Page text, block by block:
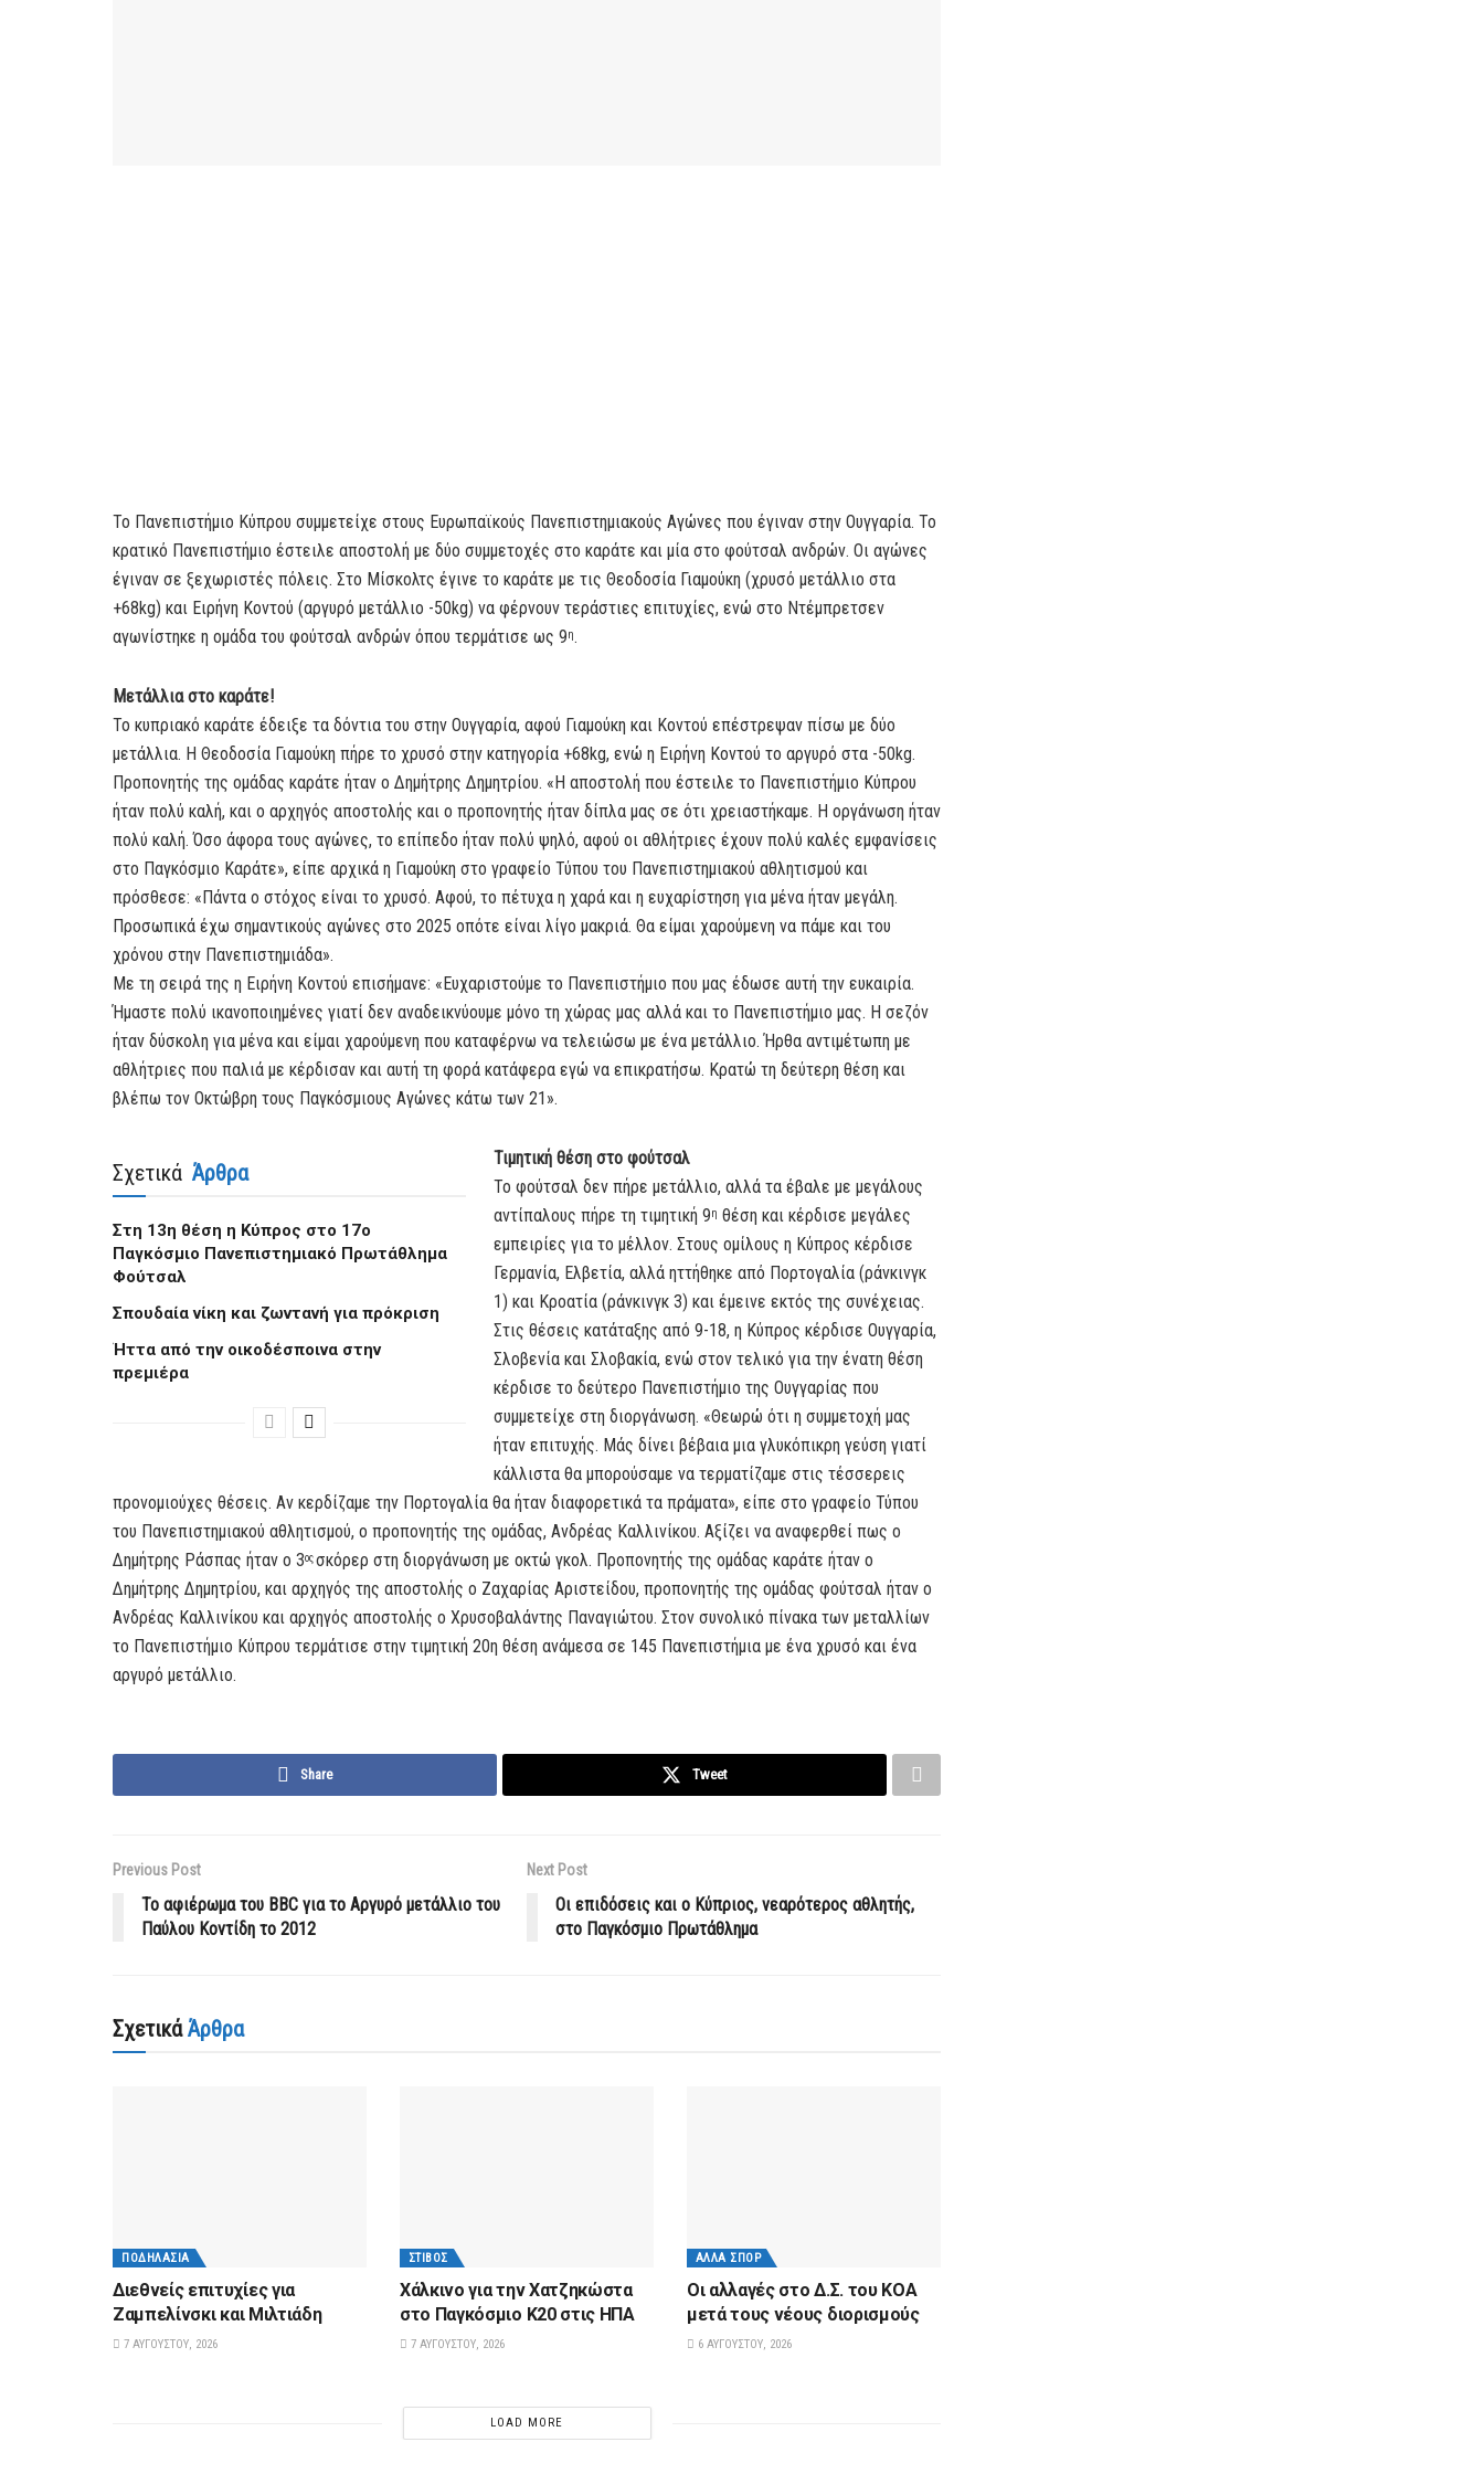
Το Πανεπιστήμιο Κύπρου συμμετείχε στους Ευρωπαϊκούς Πανεπιστημιακούς Αγώνες που έγιναν στην Ουγγαρία. Το
κρατικό Πανεπιστήμιο έστειλε αποστολή με δύο συμμετοχές στο καράτε και μία στο φούτσαλ ανδρών. Οι αγώνες
έγιναν σε ξεχωριστές πόλεις. Στο Μίσκολτς έγινε το καράτε με τις Θεοδοσία Γιαμούκη (χρυσό μετάλλιο στα
+68kg) και Ειρήνη Κοντού (αργυρό μετάλλιο -50kg) να φέρνουν τεράστιες επιτυχίες, ενώ στο Ντέμπρετσεν
αγωνίστηκε η ομάδα του φούτσαλ ανδρών όπου τερμάτισε ως 9η.
Μετάλλια στο καράτε!
Το κυπριακό καράτε έδειξε τα δόντια του στην Ουγγαρία, αφού Γιαμούκη και Κοντού επέστρεψαν πίσω με δύο
μετάλλια. Η Θεοδοσία Γιαμούκη πήρε το χρυσό στην κατηγορία +68kg, ενώ η Ειρήνη Κοντού το αργυρό στα -50kg.
Προπονητής της ομάδας καράτε ήταν ο Δημήτρης Δημητρίου. «Η αποστολή που έστειλε το Πανεπιστήμιο Κύπρου
ήταν πολύ καλή, και ο αρχηγός αποστολής και ο προπονητής ήταν δίπλα μας σε ότι χρειαστήκαμε. Η οργάνωση ήταν
πολύ καλή. Όσο άφορα τους αγώνες, το επίπεδο ήταν πολύ ψηλό, αφού οι αθλήτριες έχουν πολύ καλές εμφανίσεις
στο Παγκόσμιο Καράτε», είπε αρχικά η Γιαμούκη στο γραφείο Τύπου του Πανεπιστημιακού αθλητισμού και
πρόσθεσε: «Πάντα ο στόχος είναι το χρυσό. Αφού, το πέτυχα η χαρά και η ευχαρίστηση για μένα ήταν μεγάλη.
Προσωπικά έχω σημαντικούς αγώνες στο 2025 οπότε είναι λίγο μακριά. Θα είμαι χαρούμενη να πάμε και του
χρόνου στην Πανεπιστημιάδα».
Με τη σειρά της η Ειρήνη Κοντού επισήμανε: «Ευχαριστούμε το Πανεπιστήμιο που μας έδωσε αυτή την ευκαιρία.
Ήμαστε πολύ ικανοποιημένες γιατί δεν αναδεικνύουμε μόνο τη χώρας μας αλλά και το Πανεπιστήμιο μας. Η σεζόν
ήταν δύσκολη για μένα και είμαι χαρούμενη που καταφέρνω να τελειώσω με ένα μετάλλιο. Ήρθα αντιμέτωπη με
αθλήτριες που παλιά με κέρδισαν και αυτή τη φορά κατάφερα εγώ να επικρατήσω. Κρατώ τη δεύτερη θέση και
βλέπω τον Οκτώβρη τους Παγκόσμιους Αγώνες κάτω των 21».
Σχετικά Άρθρα
Στη 13η θέση η Κύπρος στο 17ο
Παγκόσμιο Πανεπιστημιακό Πρωτάθλημα
Φούτσαλ
Σπουδαία νίκη και ζωντανή για πρόκριση
Ήττα από την οικοδέσποινα στην
πρεμιέρα
Τιμητική θέση στο φούτσαλ
Το φούτσαλ δεν πήρε μετάλλιο, αλλά τα έβαλε με μεγάλους
αντίπαλους πήρε τη τιμητική 9η θέση και κέρδισε μεγάλες
εμπειρίες για το μέλλον. Στους ομίλους η Κύπρος κέρδισε
Γερμανία, Ελβετία, αλλά ηττήθηκε από Πορτογαλία (ράνκινγκ
1) και Κροατία (ράνκινγκ 3) και έμεινε εκτός της συνέχειας.
Στις θέσεις κατάταξης από 9-18, η Κύπρος κέρδισε Ουγγαρία,
Σλοβενία και Σλοβακία, ενώ στον τελικό για την ένατη θέση
κέρδισε το δεύτερο Πανεπιστήμιο της Ουγγαρίας που
συμμετείχε στη διοργάνωση. «Θεωρώ ότι η συμμετοχή μας
ήταν επιτυχής. Μάς δίνει βέβαια μια γλυκόπικρη γεύση γιατί
κάλλιστα θα μπορούσαμε να τερματίζαμε στις τέσσερεις
προνομιούχες θέσεις. Αν κερδίζαμε την Πορτογαλία θα ήταν διαφορετικά τα πράματα», είπε στο γραφείο Τύπου
του Πανεπιστημιακού αθλητισμού, ο προπονητής της ομάδας, Ανδρέας Καλλινίκου. Αξίζει να αναφερθεί πως ο
Δημήτρης Ράσπας ήταν ο 3οςσκόρερ στη διοργάνωση με οκτώ γκολ. Προπονητής της ομάδας καράτε ήταν ο
Δημήτρης Δημητρίου, και αρχηγός της αποστολής ο Ζαχαρίας Αριστείδου, προπονητής της ομάδας φούτσαλ ήταν ο
Ανδρέας Καλλινίκου και αρχηγός αποστολής ο Χρυσοβαλάντης Παναγιώτου. Στον συνολικό πίνακα των μεταλλίων
το Πανεπιστήμιο Κύπρου τερμάτισε στην τιμητική 20η θέση ανάμεσα σε 145 Πανεπιστήμια με ένα χρυσό και ένα
αργυρό μετάλλιο.
Share Tweet
Previous Post
Το αφιέρωμα του BBC για το Αργυρό μετάλλιο του
Παύλου Κοντίδη το 2012
Next Post
Οι επιδόσεις και ο Κύπριος, νεαρότερος αθλητής,
στο Παγκόσμιο Πρωτάθλημα
ΣχετικάΆρθρα
ΠΟΔΗΛΑΣΊΑ
Διεθνείς επιτυχίες για
Ζαμπελίνσκι και Μιλτιάδη
7 ΑΥΓΟΎΣΤΟΥ, 2026
ΣΤΊΒΟΣ
Xάλκινο για την Χατζηκώστα
στο Παγκόσμιο Κ20 στις ΗΠΑ
7 ΑΥΓΟΎΣΤΟΥ, 2026
ΆΛΛΑ ΣΠΟΡ
Οι αλλαγές στο Δ.Σ. του ΚΟΑ
μετά τους νέους διορισμούς
6 ΑΥΓΟΎΣΤΟΥ, 2026
LOAD MORE